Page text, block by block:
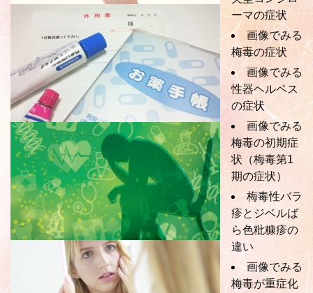
ーマの症状
画像でみる
梅毒の症状
画像でみる
性器ヘルペス
の症状
画像でみる
梅毒の初期症
状（梅毒第1
期の症状）
梅毒性バラ
疹とジベルば
ら色粃糠疹の
違い
画像でみる
梅毒が重症化